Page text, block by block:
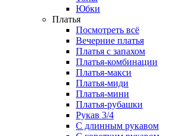
Юбки
Платья
Посмотреть всё
Вечерние платья
Платья с запахом
Платья-комбинации
Платья-макси
Платья-миди
Платья-мини
Платья-рубашки
Рукав 3/4
С длинным рукавом